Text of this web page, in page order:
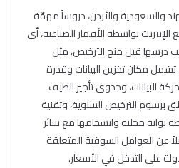
والسعودية والأردن، دروساً مهمّة
بواسطة الأقمار الصناعية، أي
درسها قبل منح الترخيص، مثل
تشمل مكان تخزين البيانات وقدرة
البيانات، وجدوى تأجير الطيف
برسوم الترخيص السنوية، وتقنية
بوابة محلية وانسجامها مع سائر
عن العوامل السوقية المتعلقة
على التدخل في الأسعار.